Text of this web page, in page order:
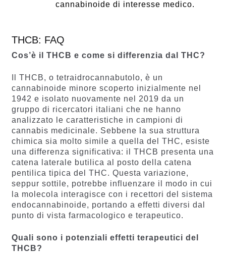
cannabinoide di interesse medico.
THCB: FAQ
Cos’è il THCB e come si differenzia dal THC?
Il THCB, o tetraidrocannabutolo, è un
cannabinoide minore scoperto inizialmente nel
1942 e isolato nuovamente nel 2019 da un
gruppo di ricercatori italiani che ne hanno
analizzato le caratteristiche in campioni di
cannabis medicinale. Sebbene la sua struttura
chimica sia molto simile a quella del THC, esiste
una differenza significativa: il THCB presenta una
catena laterale butilica al posto della catena
pentilica tipica del THC. Questa variazione,
seppur sottile, potrebbe influenzare il modo in cui
la molecola interagisce con i recettori del sistema
endocannabinoide, portando a effetti diversi dal
punto di vista farmacologico e terapeutico.
Quali sono i potenziali effetti terapeutici del
THCB?